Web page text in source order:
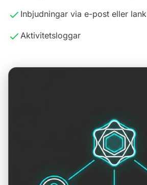
Inbjudningar via e-post eller lank
Aktivitetsloggar